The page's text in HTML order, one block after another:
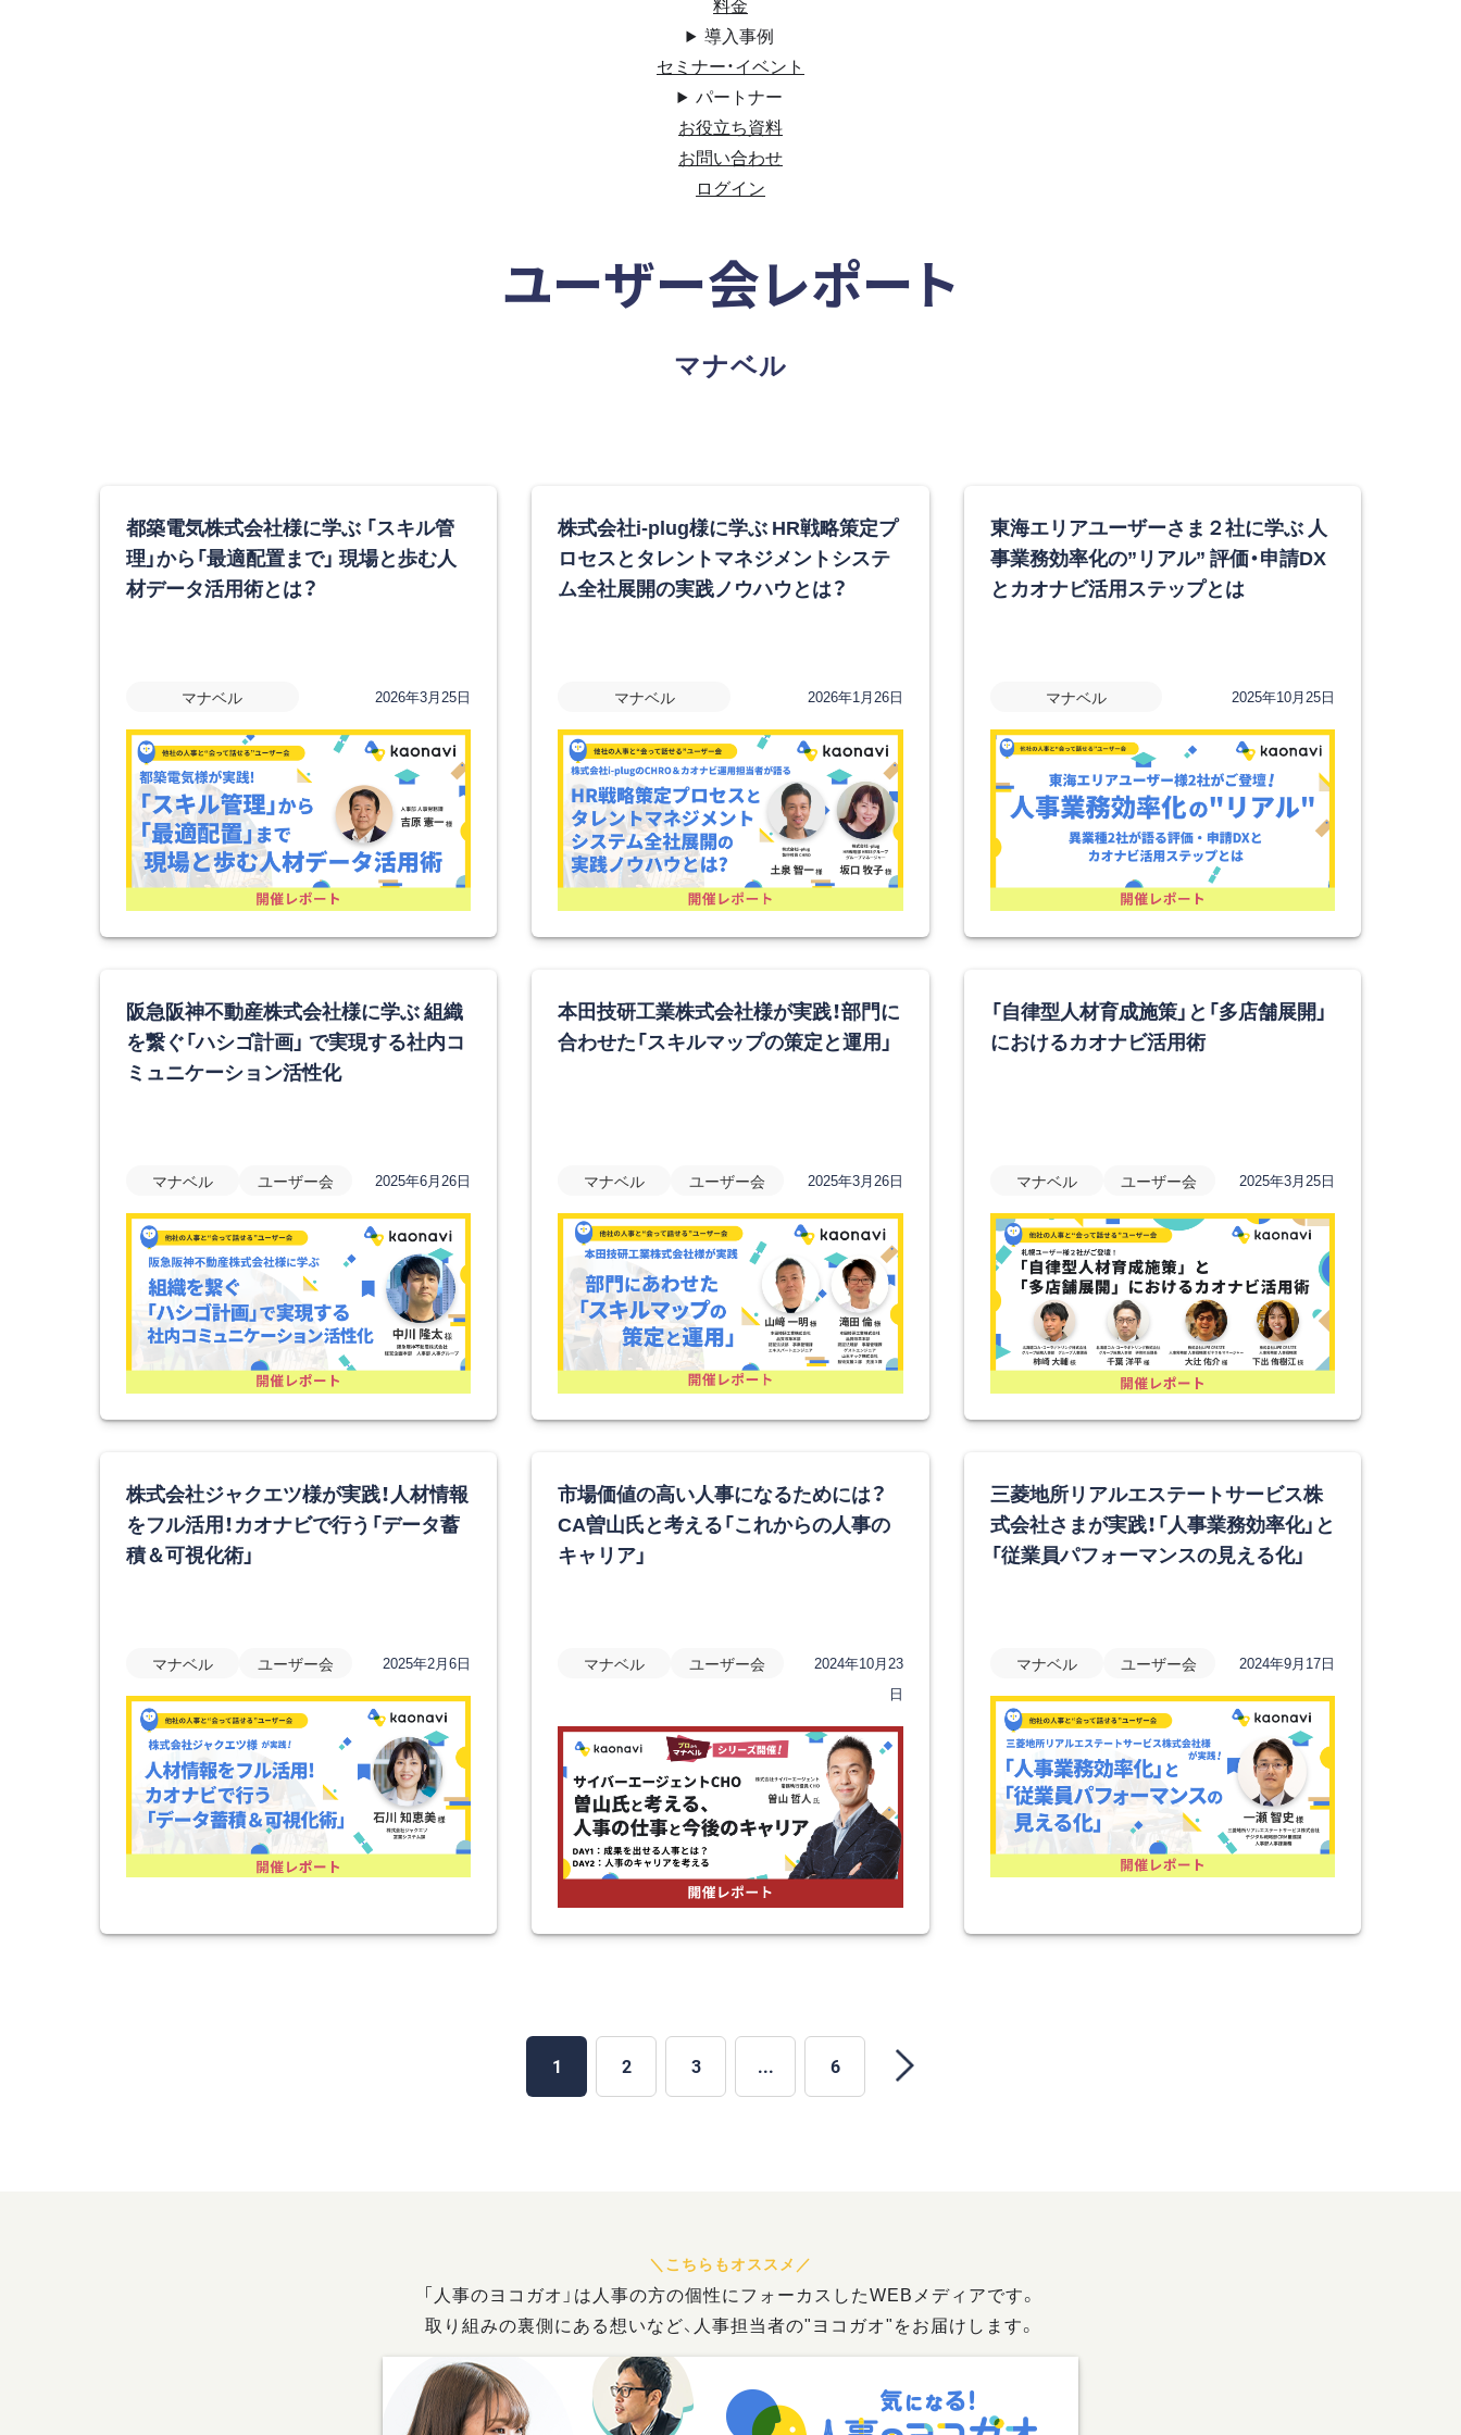
導入事例
セミナー・イベント
パートナー
お役立ち資料
お問い合わせ
ログイン
ユーザー会レポート
マナベル
都築電気株式会社様に学ぶ 「スキル管
理」から「最適配置まで」 現場と歩む人
材データ活用術とは？
マナベル 2026年3月25日
株式会社i-plug様に学ぶ HR戦略策定プ
ロセスとタレントマネジメントシステ
ム全社展開の実践ノウハウとは？
マナベル 2026年1月26日
東海エリアユーザーさま２社に学ぶ 人
事業務効率化の”リアル” 評価・申請DX
とカオナビ活用ステップとは
マナベル 2025年10月25日
阪急阪神不動産株式会社様に学ぶ 組織
を繋ぐ「ハシゴ計画」 で実現する社内コ
ミュニケーション活性化
マナベル ユーザー会 2025年6月26日
本田技研工業株式会社様が実践！部門に
合わせた「スキルマップの策定と運用」
マナベル ユーザー会 2025年3月26日
「自律型人材育成施策」と「多店舗展開」
におけるカオナビ活用術
マナベル ユーザー会 2025年3月25日
株式会社ジャクエツ様が実践！人材情報
をフル活用！カオナビで行う「データ蓄
積＆可視化術」
マナベル ユーザー会 2025年2月6日
市場価値の高い人事になるためには？
CA曽山氏と考える「これからの人事の
キャリア」
マナベル ユーザー会
2024年10月23
日
三菱地所リアルエステートサービス株
式会社さまが実践！「人事業務効率化」と
「従業員パフォーマンスの見える化」
マナベル ユーザー会 2024年9月17日
1 2 3 ... 6
「人事のヨコガオ」は人事の方の個性にフォーカスしたWEBメディアです。
取り組みの裏側にある想いなど、人事担当者の"ヨコガオ"をお届けします。